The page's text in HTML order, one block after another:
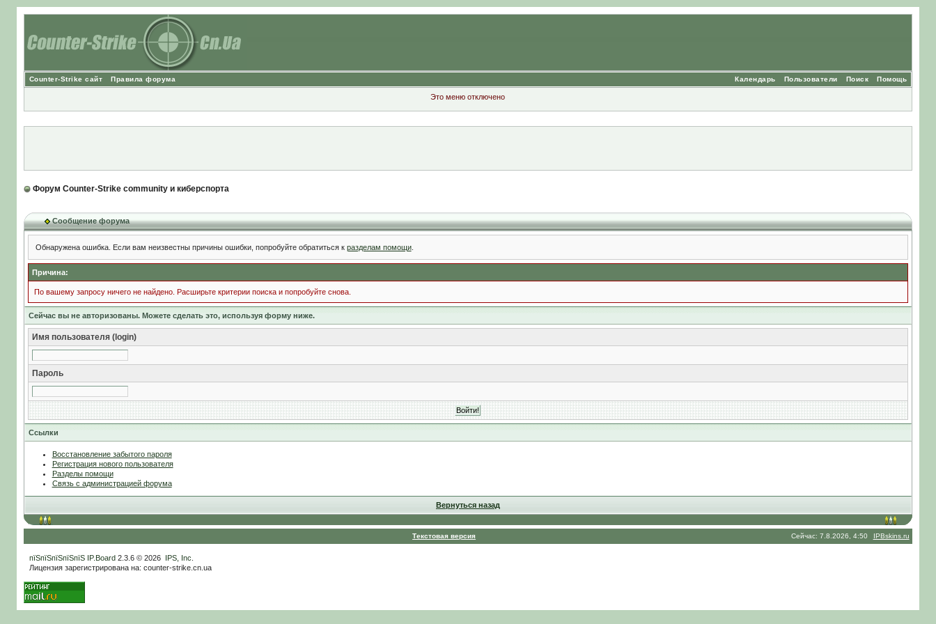
Counter-Strike сайт Правила форума Помощь
Поиск
Пользователи
Календарь
Это меню отключено
Форум Counter-Strike community и киберспорта
Сообщение форума
Обнаружена ошибка. Если вам неизвестны причины ошибки, попробуйте обратиться к разделам помощи.
Причина:
По вашему запросу ничего не найдено. Расширьте критерии поиска и попробуйте снова.
Сейчас вы не авторизованы. Можете сделать это, используя форму ниже.
Имя пользователя (login)
Пароль
Ссылки
Восстановление забытого пароля
Регистрация нового пользователя
Разделы помощи
Связь с администрацией форума
Вернуться назад
Текстовая версия Сейчас: 7.8.2026, 4:50 IPBskins.ru
пїЅпїЅпїЅпїЅпїЅ IP.Board2.3.6 © 2026 IPS, Inc
Лицензия зарегистрирована на: counter-strike.cn.ua